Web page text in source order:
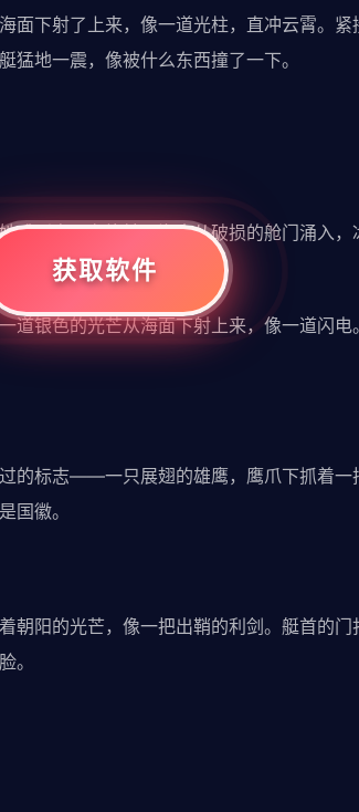
下射了上来，像一道光柱，直冲云霄。紧
猛地一震，像被什么东西撞了一下。
到自己在旋转，海水从破损的舱门涌入，
银色的光芒从海面下射上来，像一道闪电
标志——一只展翅的雄鹰，鹰爪下抓着一
国徽。
阳的光芒，像一把出鞘的利剑。艇首的门
。
获取软件